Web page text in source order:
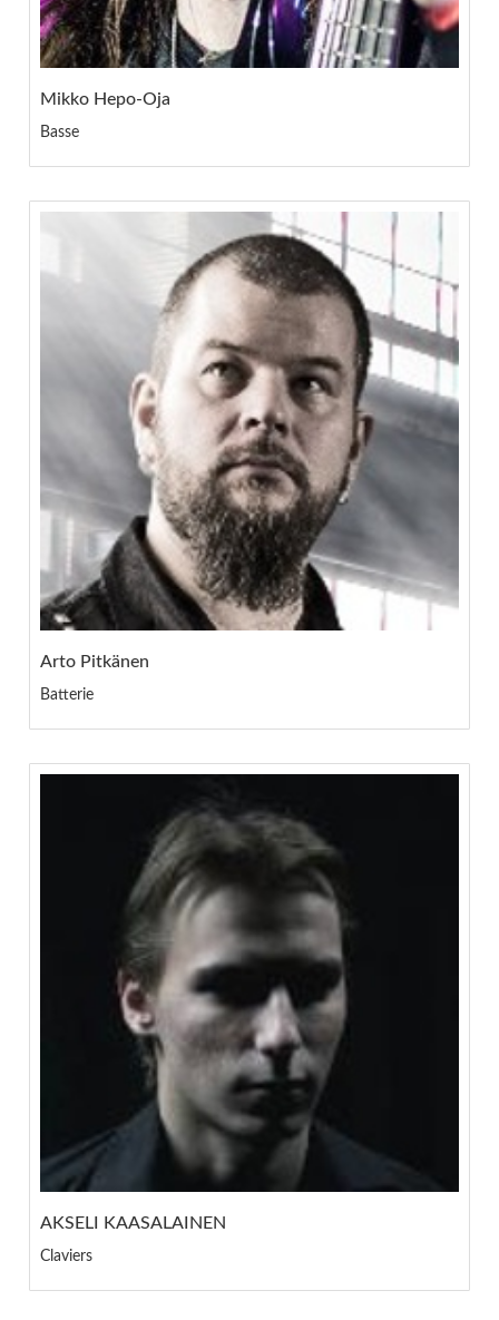
Mikko Hepo-Oja
Basse
Arto Pitkänen
Batterie
AKSELI KAASALAINEN
Claviers